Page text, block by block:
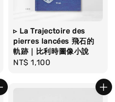
▹ La Trajectoire des
pierres lancées 飛石的
軌跡｜比利時圖像小說
Regular
NT$ 1,100